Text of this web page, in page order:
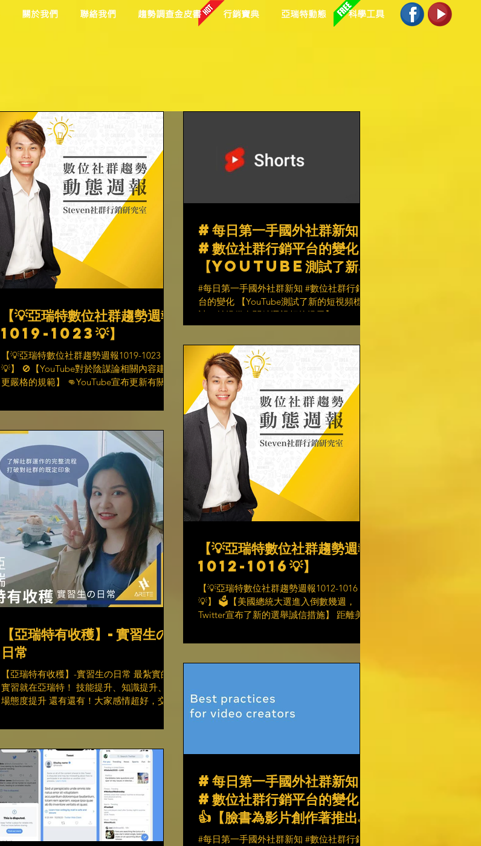
關於我們 聯絡我們 趨勢調查金皮書 行銷寶典 亞瑞特動態 科學工具
【💡亞瑞特數位社群趨勢週報
1019-1023💡】
【💡亞瑞特數位社群趨勢週報1019-1023
💡】 🚫【YouTube對於陰謀論相關內容建立
更嚴格的規範】 👊YouTube宣布更新有關仇
也希望降低現實世界的暴力行為。 “一如往
議題，只要...
#每日第一手國外社群新知
#數位社群行銷平台的變化
【YouTube測試了新的
短視頻標誌，並提供有關精選
視頻的提示】🎞️
#每日第一手國外社群新知 #數位社群行銷平
台的變化 【YouTube測試了新的短視頻標
誌，並提供有關精選視頻的提示】🎞️
YouTube正在開發短視頻的新功能版本，類
標，該功能現已在Android應用中進行了測
試。👍...
【亞瑞特有收穫】-實習生の
日常
【亞瑞特有收穫】-實習生の日常 最紮實的
實習就在亞瑞特！ 技能提升、知識提升、職
場態度提升 還有還有！大家感情超好，交友
對未知挑戰 📌努力迎上每一個新知 在亞瑞
【💡亞瑞特數位社群趨勢週報
1012-1016💡】
【💡亞瑞特數位社群趨勢週報1012-1016
💡】 🗳️【美國總統大選進入倒數幾週，
Twitter宣布了新的選舉誠信措施】 距離美國
制止錯誤信息傳播的新措施。🚫 從10月20
#每日第一手國外社群新知
#數位社群行銷平台的變化
👍【臉書為影片創作著推出了
操作指南】
#每日第一手國外社群新知 #數位社群行銷平